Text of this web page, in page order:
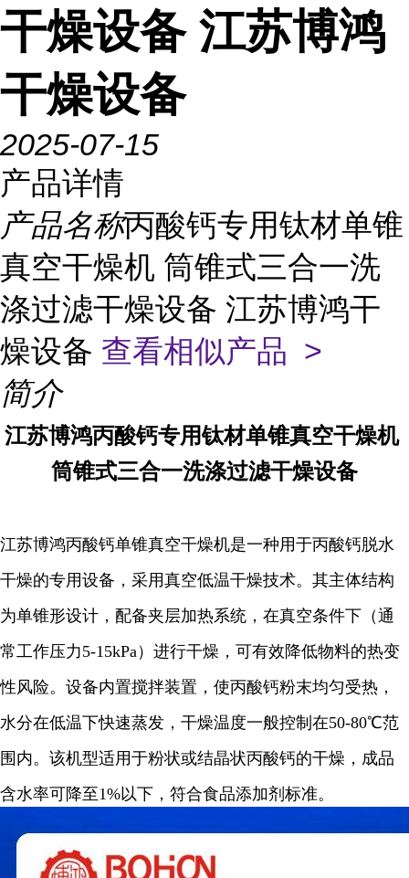
干燥设备 江苏博鸿
干燥设备
2025-07-15
产品详情
产品名称丙酸钙专用钛材单锥
真空干燥机 筒锥式三合一洗
涤过滤干燥设备 江苏博鸿干
燥设备 查看相似产品 >
简介
江苏博鸿丙酸钙专用钛材单锥真空干燥机
筒锥式三合一洗涤过滤干燥设备
江苏博鸿丙酸钙单锥真空干燥机是一种用于丙酸钙脱水
干燥的专用设备，采用真空低温干燥技术。其主体结构
为单锥形设计，配备夹层加热系统，在真空条件下（通
常工作压力5-15kPa）进行干燥，可有效降低物料的热变
性风险。设备内置搅拌装置，使丙酸钙粉末均匀受热，
水分在低温下快速蒸发，干燥温度一般控制在50-80℃范
围内。该机型适用于粉状或结晶状丙酸钙的干燥，成品
含水率可降至1%以下，符合食品添加剂标准。